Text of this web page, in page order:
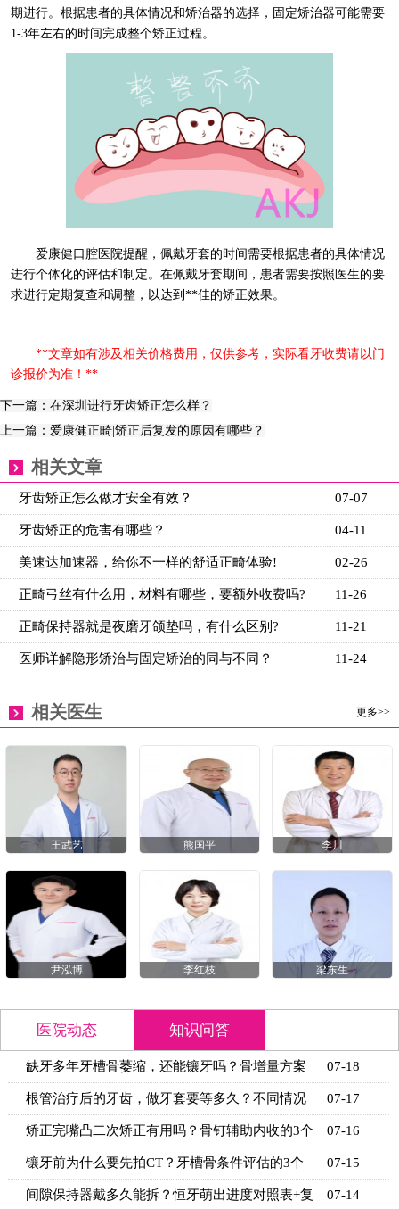
期进行。根据患者的具体情况和矫治器的选择，固定矫治器可能需要
1-3年左右的时间完成整个矫正过程。
爱康健口腔医院提醒，佩戴牙套的时间需要根据患者的具体情况
进行个体化的评估和制定。在佩戴牙套期间，患者需要按照医生的要
求进行定期复查和调整，以达到**佳的矫正效果。
**文章如有涉及相关价格费用，仅供参考，实际看牙收费请以门
诊报价为准！**
下一篇：在深圳进行牙齿矫正怎么样？
上一篇：爱康健正畸|矫正后复发的原因有哪些？
相关文章
07-07
牙齿矫正怎么做才安全有效？
04-11
牙齿矫正的危害有哪些？
02-26
美速达加速器，给你不一样的舒适正畸体验!
11-26
正畸弓丝有什么用，材料有哪些，要额外收费吗?
11-21
正畸保持器就是夜磨牙颌垫吗，有什么区别?
11-24
医师详解隐形矫治与固定矫治的同与不同？
更多>>
相关医生
王武艺 熊国平 李川
尹泓博 李红枝 梁东生
医院动态 知识问答
缺牙多年牙槽骨萎缩，还能镶牙吗？骨增量方案
+适用条
07-18
根管治疗后的牙齿，做牙套要等多久？不同情况
的等待时
07-17
矫正完嘴凸二次矫正有用吗？骨钉辅助内收的3个
关键条
07-16
镶牙前为什么要先拍CT？牙槽骨条件评估的3个
关键指标
07-15
间隙保持器戴多久能拆？恒牙萌出进度对照表+复 07-14